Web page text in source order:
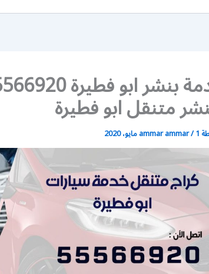
متنقل ابو فطيرة
ammar ammar/1 مايو، 2020